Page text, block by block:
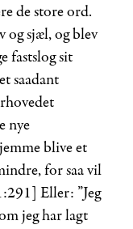
de store ord.
og sjæl, og blev
fastslog sit
saadant
nye
blive et
for saa vil
Eller: ”Jeg
jeg har lagt